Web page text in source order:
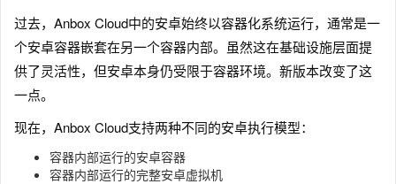
过去，Anbox Cloud中的安卓始终以容器化系统运行，通常是一
个安卓容器嵌套在另一个容器内部。虽然这在基础设施层面提
供了灵活性，但安卓本身仍受限于容器环境。新版本改变了这
一点。
现在，Anbox Cloud支持两种不同的安卓执行模型：
容器内部运行的安卓容器
容器内部运行的完整安卓虚拟机